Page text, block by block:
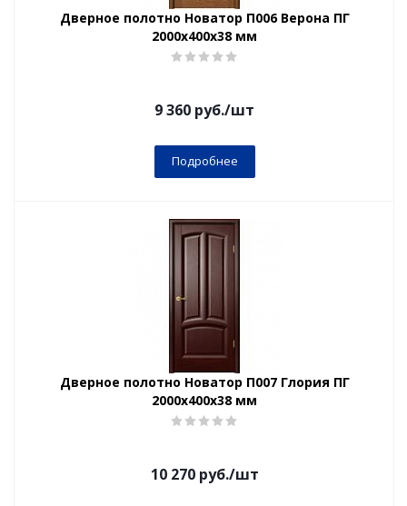
Дверное полотно Новатор П006 Верона ПГ
2000х400х38 мм
9 360 руб./шт
Подробнее
Дверное полотно Новатор П007 Глория ПГ
2000х400х38 мм
10 270руб./шт